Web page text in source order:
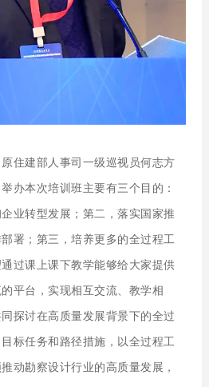
住建部人事司一级巡视员何志方
办本次培训班主要有三个目的：
业转型发展；第二，落实国家推
署；第三，培养更多的全过程工
过课上课下教学能够给大家提供
平台，实现相互交流、教学相
探讨在高质量发展背景下的全过
标任务和路径措施，以全过程工
动勘察设计行业的高质量发展，